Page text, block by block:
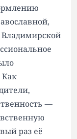
Как
—
раз её